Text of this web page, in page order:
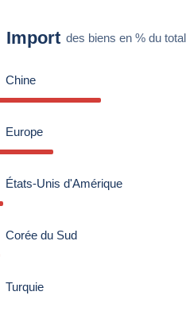
Import des biens en % du total
Chine
Europe
États-Unis d'Amérique
Corée du Sud
Turquie